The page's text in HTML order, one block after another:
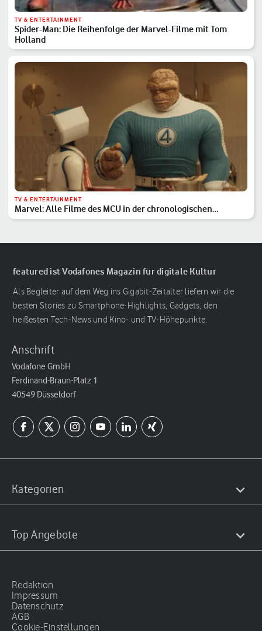
TV & ENTERTAINMENT
Spider-Man: Die Reihenfolge der Marvel-Filme mit Tom
Holland
TV & ENTERTAINMENT
Marvel: Alle Filme des MCU in der chronologischen
Reihenfolge
featured ist Vodafones Magazin für digitale Kultur
Als Begleiter auf dem Weg ins Gigabit-Zeitalter liefern wir die
besten Stories zu Smartphone-Highlights, Gadgets, den
heißesten Tech-News und Kino- und TV-Höhepunkte.
Anschrift
Vodafone GmbH
Ferdinand-Braun-Platz 1
40549 Düsseldorf
Kategorien
Top Angebote
Redaktion
Impressum
Datenschutz
AGB
Cookie-Einstellungen